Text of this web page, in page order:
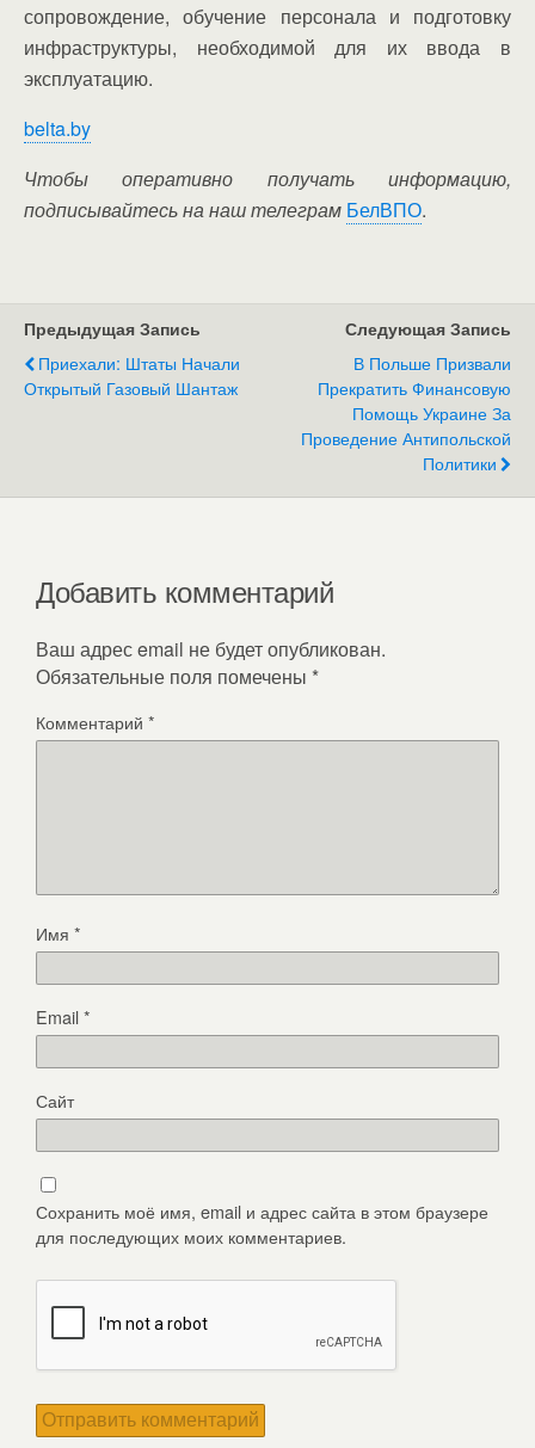
сопровождение, обучение персонала и подготовку
инфраструктуры, необходимой для их ввода в
эксплуатацию.
belta.by
Чтобы оперативно получать информацию,
подписывайтесь на наш телеграм БелВПО.
Предыдущая Запись
Приехали: Штаты Начали
Открытый Газовый Шантаж
Следующая Запись
В Польше Призвали
Прекратить Финансовую
Помощь Украине За
Проведение Антипольской
Политики
Добавить комментарий
Ваш адрес email не будет опубликован.
Обязательные поля помечены *
Комментарий *
Имя *
Email*
Сайт
Сохранить моё имя, email и адрес сайта в этом браузере
для последующих моих комментариев.